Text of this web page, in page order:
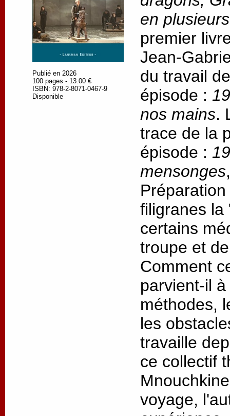
Publié en 2026
100 pages - 13.00 €
ISBN: 978-2-8071-0467-9
Disponible
en
premier
Jean-
du travail
épisode :
nos mains.
trace de la
épisode :
mensonges
filigranes la
certains
troupe et
Comment
parvient-il
méthodes,
les
travaille
ce collectif
voyage,